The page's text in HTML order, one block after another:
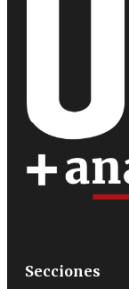
Secciones